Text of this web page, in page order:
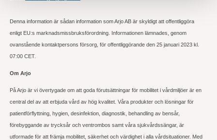
Denna information är sådan information som Arjo AB är skyldigt att offentliggöra
enligt EU:s marknadsmissbruksförordning. Informationen lämnades, genom
ovanstående kontaktpersons försorg, för offentliggörande den 25 januari 2023 kl.
07:00 CET.
Om Arjo
På Arjo är vi övertygade om att goda förutsättningar för mobilitet i vårdmiljöer är en
central del av att erbjuda vård av hög kvalitet. Våra produkter och lösningar för
patientförflyttning, hygien, desinfektion, diagnostik, behandling av bensår,
förebyggande av trycksår och ventrombos samt våra sjukvårdssängar, är
utformade för att främja mobilitet, säkerhet och värdighet i alla vårdsituationer. Med